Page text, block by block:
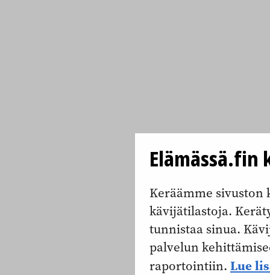
Keräämme sivuston
kävijätilastoja.
tunnistaa sinua.
palvelun
raportointiin. Lue